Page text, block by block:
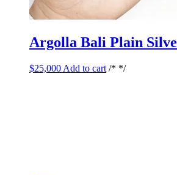
Argolla Bali Plain
$25,000 Add to cart /* */